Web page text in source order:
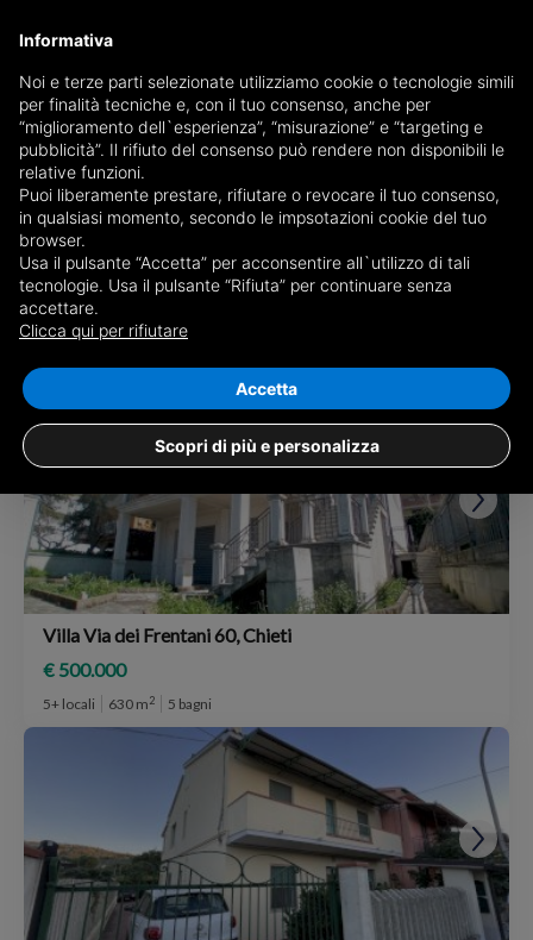
Ricevi copia del giornale via mail
Scegli giornale
11 risultati per
Villa Via dei Frentani 60, Chieti
€ 500.000
5+ locali 630 m2 5 bagni
Informativa
Noi e terze parti selezionate utilizziamo cookie o tecnologie simili
per finalità tecniche e, con il tuo consenso, anche per
“miglioramento dell`esperienza”, “misurazione” e “targeting e
pubblicità”. Il rifiuto del consenso può rendere non disponibili le
relative funzioni.
Puoi liberamente prestare, rifiutare o revocare il tuo consenso,
in qualsiasi momento, secondo le impsotazioni cookie del tuo
browser.
Usa il pulsante “Accetta” per acconsentire all`utilizzo di tali
tecnologie. Usa il pulsante “Rifiuta” per continuare senza
accettare.
Clicca qui per rifiutare
Scopri di più e personalizza
Accetta